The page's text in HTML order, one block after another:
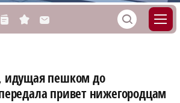
n s M S
идущая пешком до
привет нижегородцам